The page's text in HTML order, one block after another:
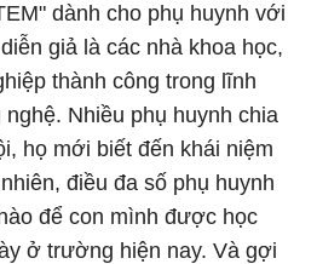
dành cho phụ huynh với
giả là các nhà khoa học,
thành công trong lĩnh
Nhiều phụ huynh chia
họ mới biết đến khái niệm
điều đa số phụ huynh
để con mình được học
ở trường hiện nay. Và gợi